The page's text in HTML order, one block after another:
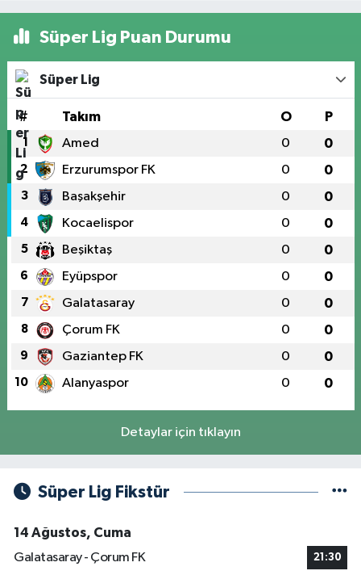
Süper Lig Puan Durumu
Süper Lig
# Takım O P
1 Amed 0 0
2 Erzurumspor FK 0 0
3 Başakşehir 0 0
4 Kocaelispor 0 0
5 Beşiktaş 0 0
6 Eyüpspor 0 0
7 Galatasaray 0 0
8 Çorum FK 0 0
9 Gaziantep FK 0 0
10 Alanyaspor 0 0
Detaylar için tıklayın
Süper Lig Fikstür
14 Ağustos, Cuma
Galatasaray - Çorum FK
21:30